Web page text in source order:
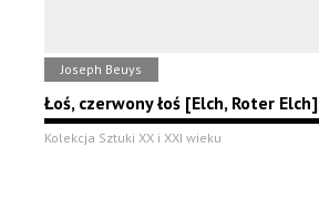
Joseph Beuys
Łoś, czerwony łoś [Elch, Roter Elch]
Kolekcja Sztuki XX i XXI wieku